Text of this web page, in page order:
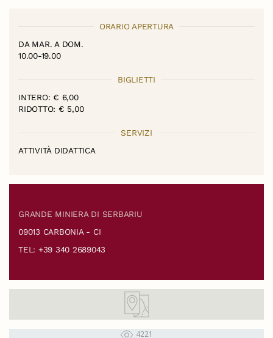
ORARIO APERTURA
DA MAR. A DOM.
10.00-19.00
BIGLIETTI
INTERO: € 6,00
RIDOTTO: € 5,00
SERVIZI
ATTIVITÀ DIDATTICA
GRANDE MINIERA DI SERBARIU
09013 CARBONIA - CI
TEL: +39 340 2689043
4221